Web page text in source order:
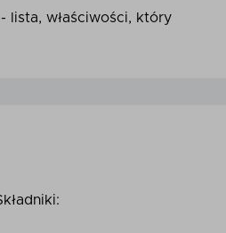
lista, właściwości, który